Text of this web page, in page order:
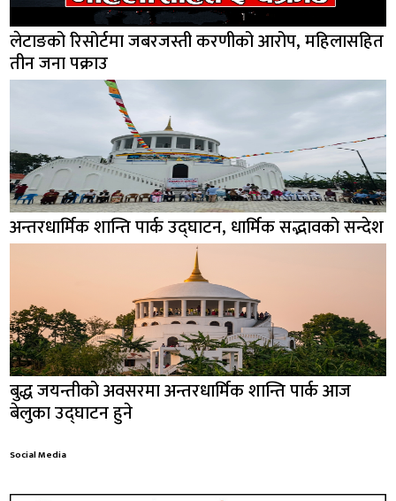
लेटाङको रिसोर्टमा जबरजस्ती करणीको आरोप, महिलासहित
तीन जना पक्राउ
अन्तरधार्मिक शान्ति पार्क उद्घाटन, धार्मिक सद्भावको सन्देश
बुद्ध जयन्तीको अवसरमा अन्तरधार्मिक शान्ति पार्क आज
बेलुका उद्घाटन हुने
Social Media